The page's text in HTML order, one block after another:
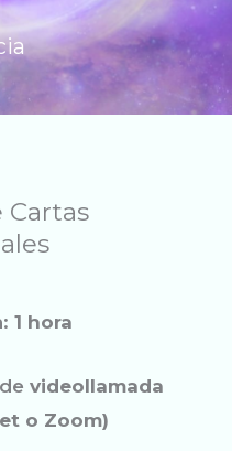
Cartas
1 hora
devideollamada
o Zoom)